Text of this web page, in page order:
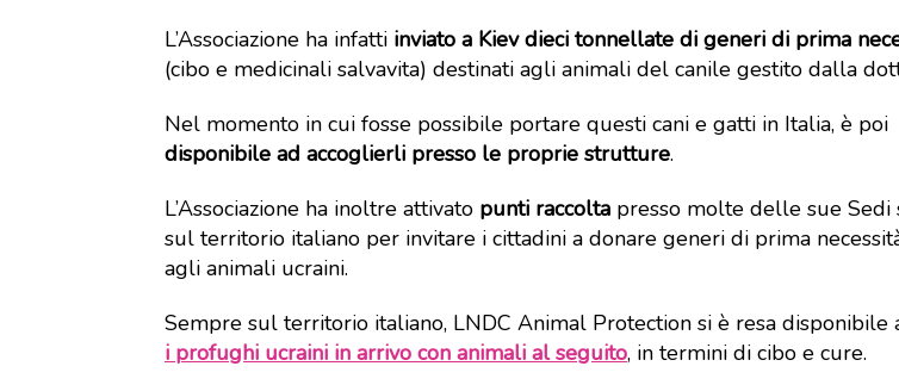
L’Associazione ha infatti inviato a Kiev dieci tonnellate di generi di prima
(cibo e medicinali salvavita) destinati agli animali del canile gestito dalla
Nel momento in cui fosse possibile portare questi cani e gatti in Italia, è poi
disponibile ad accoglierli presso le proprie strutture.
L’Associazione ha inoltre attivato punti raccolta presso molte delle sue Sedi
sul territorio italiano per invitare i cittadini a donare generi di prima
agli animali ucraini.
Sempre sul territorio italiano, LNDC Animal Protection si è resa disponibile
i profughi ucraini in arrivo con animali al seguito, in termini di cibo e cure.